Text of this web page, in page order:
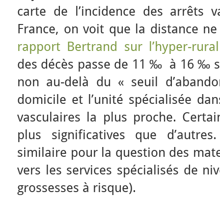
carte de l’incidence des arrêts
France, on voit que la distance
rapport Bertrand sur l’hyper-
des décès passe de 11 ‰ à 16 ‰
non au-delà du « seuil
domicile et l’unité spécialisée
vasculaires la plus proche.
plus significatives que
similaire pour la question des
vers les services spécialisés de
grossesses à risque).